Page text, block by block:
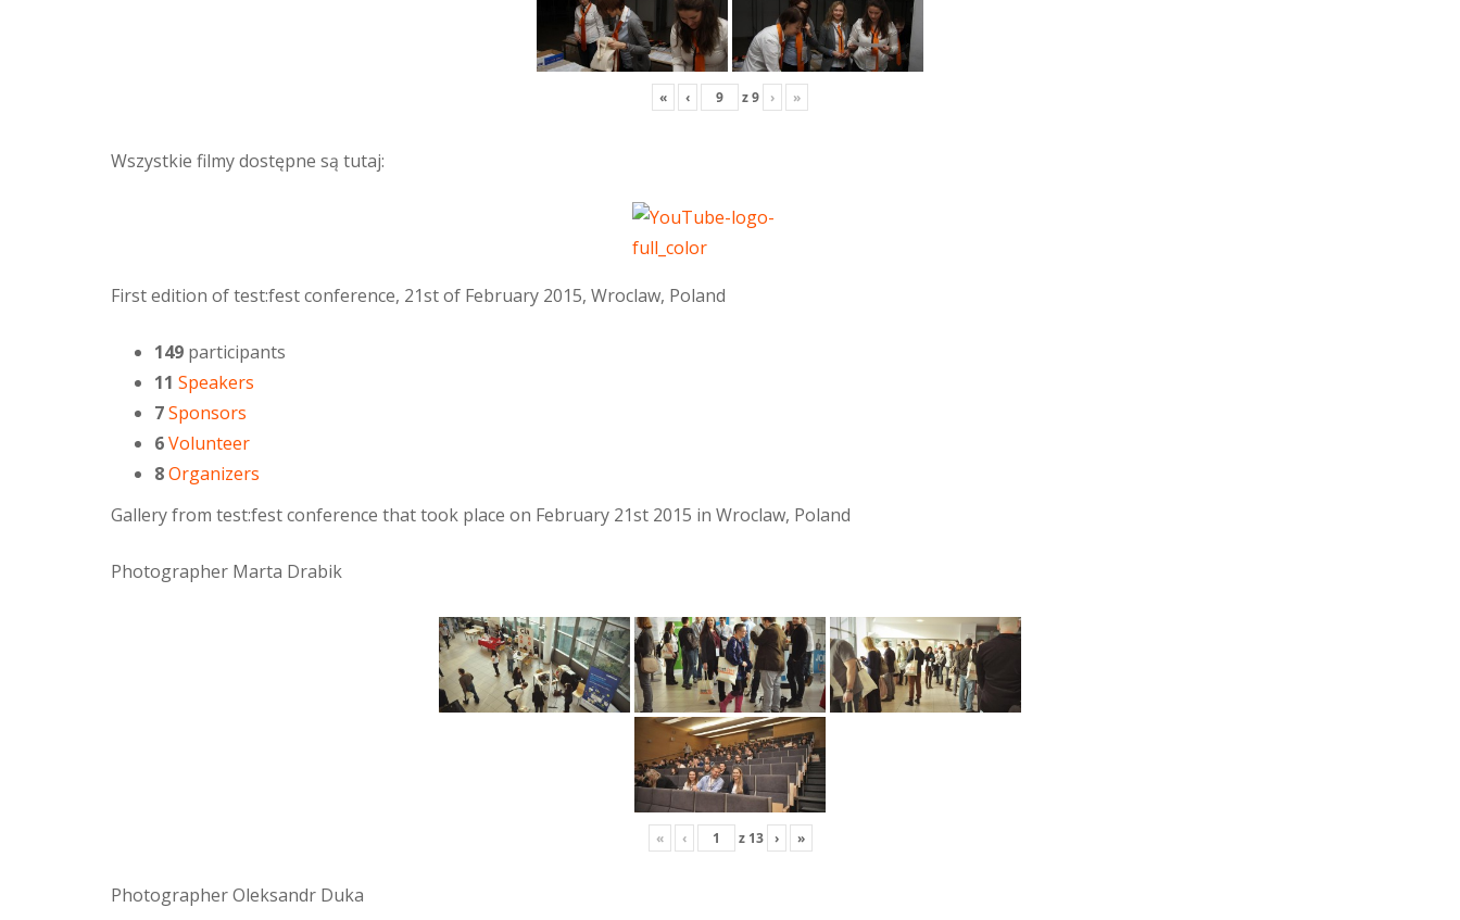
« ‹ z9 › »
Wszystkie filmy dostępne są tutaj:
First edition of test:fest conference, 21st of February 2015, Wroclaw, Poland
149 participants
11 Speakers
7Sponsors
6Volunteer
8Organizers
Gallery from test:fest conference that took place on February 21st 2015 in Wroclaw, Poland
Photographer Marta Drabik
« ‹ z 13 › »
Photographer Oleksandr Duka